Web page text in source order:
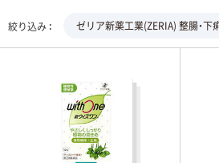
絞り込み ゼリア新薬工業(ZERIA) 整腸・下